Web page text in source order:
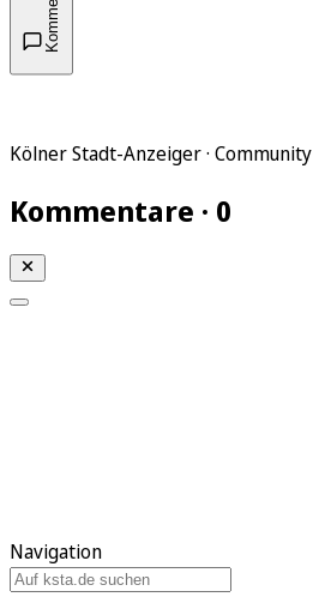
Kölner Stadt-Anzeiger · Community
Kommentare · 0
Navigation